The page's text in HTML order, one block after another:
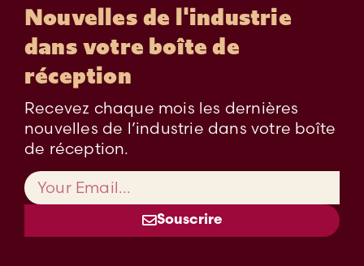
Nouvelles de l'industrie
dans votre boîte de
réception
Recevez chaque mois les dernières
nouvelles de l’industrie dans votre boîte
de réception.
Souscrire